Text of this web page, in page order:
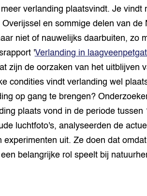
verlanding plaatsvindt. Je vindt
Overijssel en sommige delen van de
niet of nauwelijks daarbuiten, zo
'Verlanding in
zijn de oorzaken van het uitblijven
condities vindt verlanding wel
op gang te brengen?
plaats vond in de periode tussen
luchtfoto's, analyseerden de
experimenten uit. Ze doen dat
belangrijke rol speelt bij